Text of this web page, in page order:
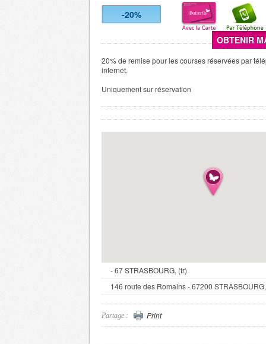
-20%
OBTENIR
20% de remise pour les courses réservées par
internet.
Uniquement sur réservation
- 67 STRASBOURG, (fr)
146 route des Romains - 67200
Partage : Print